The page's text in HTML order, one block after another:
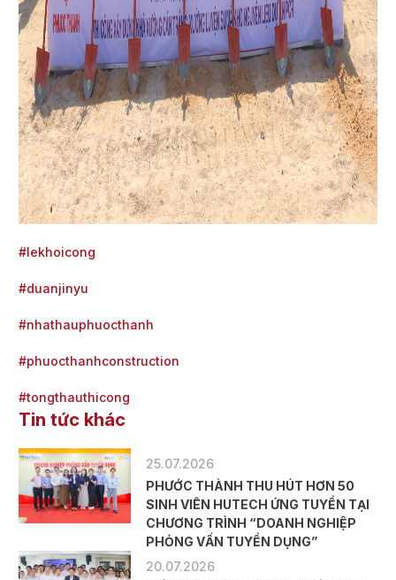
#lekhoicong
#duanjinyu
#nhathauphuocthanh
#phuocthanhconstruction
#tongthauthicong
Tin tức khác
25.07.2026
PHƯỚC THÀNH THU HÚT HƠN 50
SINH VIÊN HUTECH ỨNG TUYỂN TẠI
CHƯƠNG TRÌNH “DOANH NGHIỆP
PHỎNG VẤN TUYỂN DỤNG”
20.07.2026